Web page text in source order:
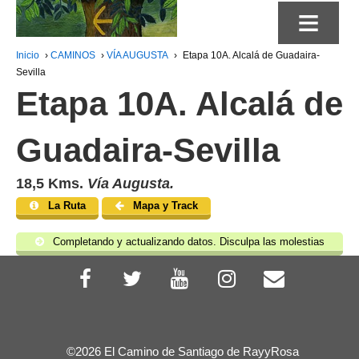
≡
Inicio › CAMINOS › VÍA AUGUSTA ›
Etapa 10A. Alcalá de Guadaira-
Sevilla
Etapa 10A. Alcalá de
Guadaira-Sevilla
18,5 Kms. Vía Augusta.
La Ruta Mapa y Track
Completando y actualizando datos. Disculpa las molestias
©2026 El Camino de Santiago de RayyRosa